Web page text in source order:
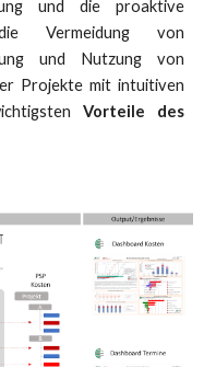
und die proaktive
Vermeidung von
und Nutzung von
Projekte mit intuitiven
Vorteile des